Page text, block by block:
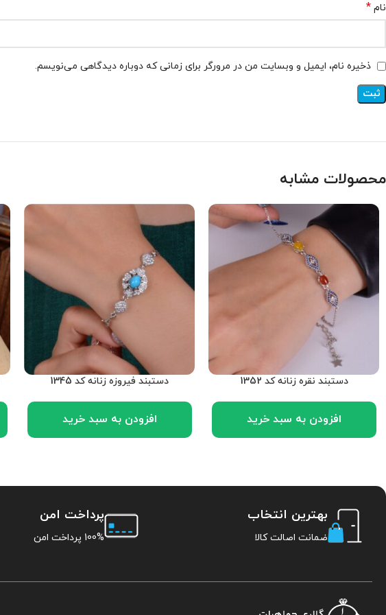
نام *
ذخیره نام، ایمیل و وبسایت من در مرورگر برای زمانی که دوباره دیدگاهی می‌نویسم.
محصولات مشابه
دستبند نقره زنانه کد 1352
افزودن به سبد خرید
دستبند فیروزه زنانه کد 1345
افزودن به سبد خرید
بهترین انتخاب
ضمانت اصالت کالا
پرداخت امن
100% پرداخت امن